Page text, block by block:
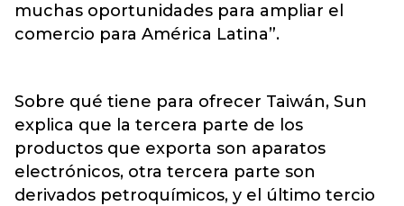
muchas oportunidades para ampliar el
comercio para América Latina”.
Sobre qué tiene para ofrecer Taiwán, Sun
explica que la tercera parte de los
productos que exporta son aparatos
electrónicos, otra tercera parte son
derivados petroquímicos, y el último tercio